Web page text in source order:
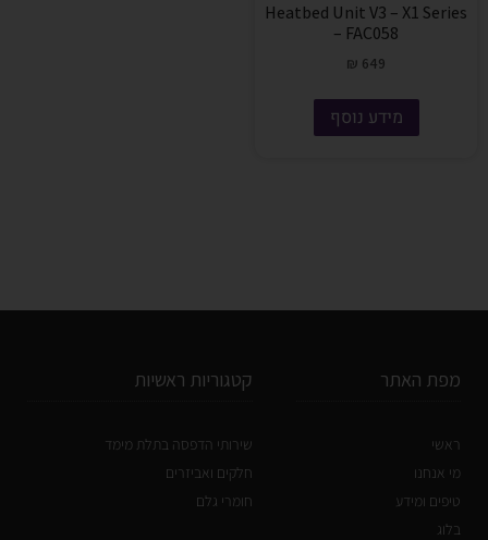
Heatbed Unit V3 – X1 Series
– FAC058
₪ 649
מידע נוסף
מפת האתר
ראשי
מי אנחנו
טיפים ומידע
בלוג
קטגוריות ראשיות
שירותי הדפסה בתלת מימד
חלקים ואביזרים
חומרי גלם